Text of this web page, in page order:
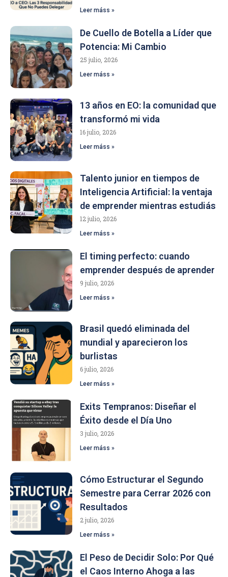
Leer máss »
De Cuello de Botella a Líder que
Potencia: Mi Cambio
25 julio, 2026
Leer máss »
13 años en EO: la comunidad que
transformó mi vida
16 julio, 2026
Leer máss »
Talento junior en tiempos de
Inteligencia Artificial: la ventaja
de emprender mientras estudiás
12 julio, 2026
Leer máss »
El timing perfecto: cuando
emprender después de aprender
9 julio, 2026
Leer máss »
Brasil quedó eliminada del
mundial y aparecieron los
burlistas
6 julio, 2026
Leer máss »
Exits Tempranos: Diseñar el
Éxito desde el Día Uno
3 julio, 2026
Leer máss »
Cómo Estructurar el Segundo
Semestre para Cerrar 2026 con
Resultados
2 julio, 2026
Leer máss »
El Peso de Decidir Solo: Por Qué
el Caos Interno Ahoga a las